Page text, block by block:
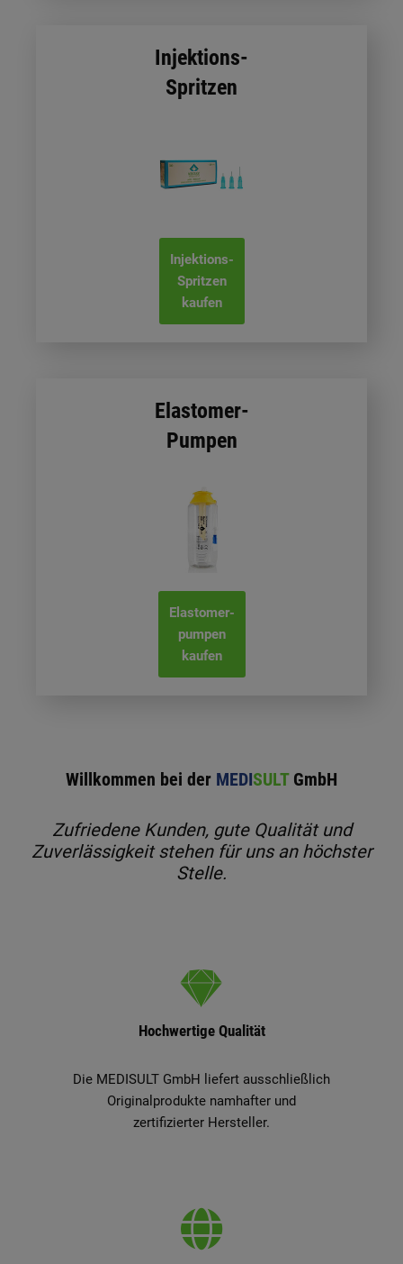
Injektions-
Spritzen
Injektions-
Spritzen
kaufen
Elastomer-
Pumpen
Elastomer-
pumpen
kaufen
Willkommen bei der MEDISULTGmbH
Zufriedene Kunden, gute Qualität und
Zuverlässigkeit stehen für unsan höchster
Stelle.
Hochwertige Qualität
Die MEDISULT GmbH liefert ausschließlich
Originalprodukte namhafter und
zertifizierter Hersteller.